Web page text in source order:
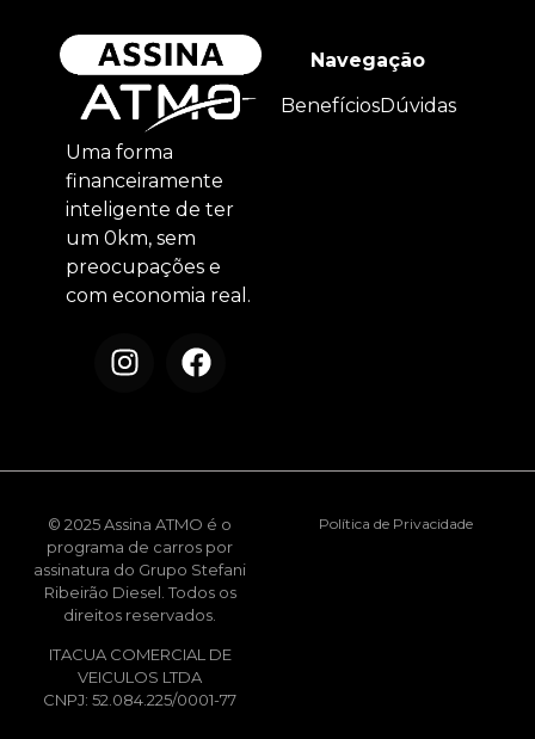
Uma forma
financeiramente
inteligente de ter
um 0km, sem
preocupações e
com economia real.
Navegação
BenefíciosDúvidas
© 2025 Assina ATMO é o
programa de carros por
assinatura do Grupo Stefani
Ribeirão Diesel. Todos os
direitos reservados.
ITACUA COMERCIAL DE
VEICULOS LTDA
CNPJ: 52.084.225/0001-77
Política de Privacidade